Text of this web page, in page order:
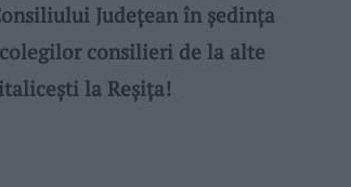
Judeţean în şedinţa
consilieri de la alte
la Reșița!